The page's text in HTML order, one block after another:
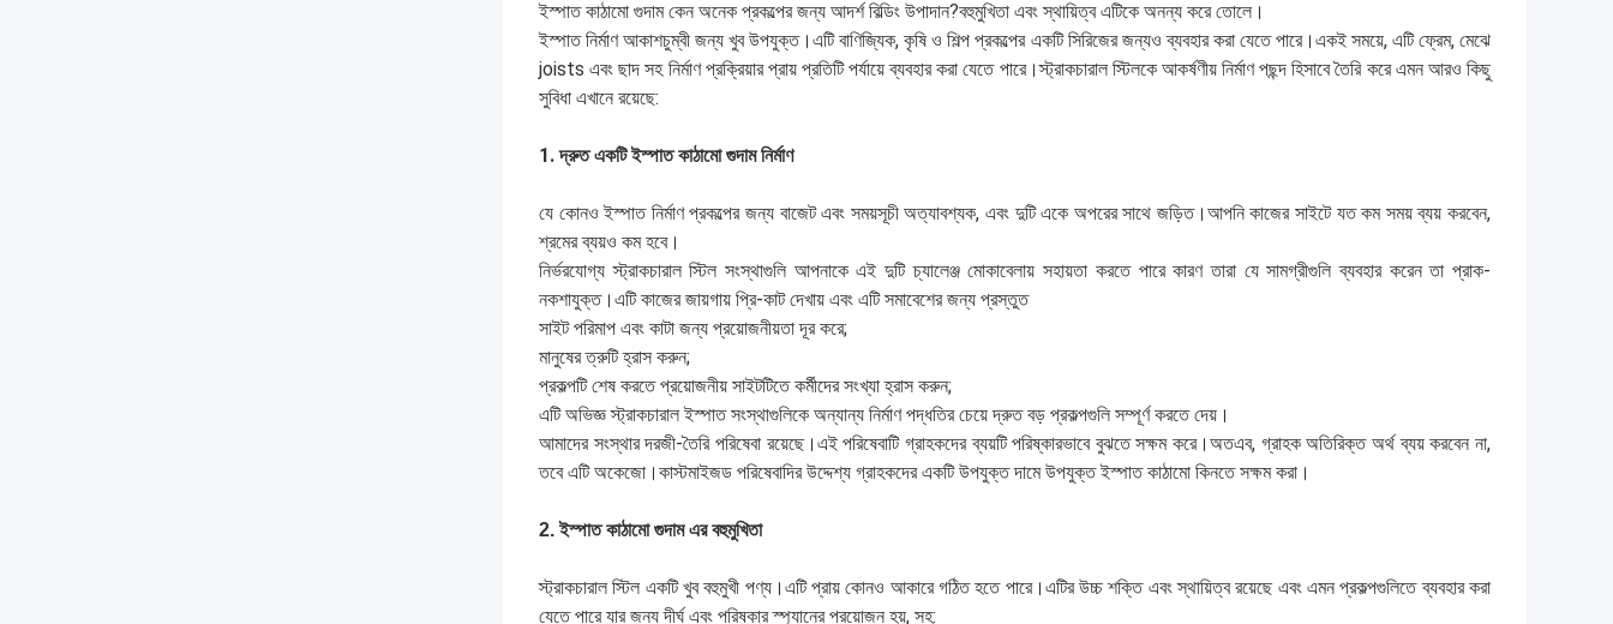
ইস্পাত কাঠামো গুদাম কেন অনেক প্রকল্পের জন্য আদর্শ বিল্ডিং উপাদান?বহুমুখিতা এবং স্থায়িত্ব এটিকে অনন্য করে তোলে।
ইস্পাত নির্মাণ আকাশচুম্বী জন্য খুব উপযুক্ত।এটি বাণিজ্যিক, কৃষি ও শিল্প প্রকল্পের একটি সিরিজের জন্যও ব্যবহার করা যেতে পারে।একই সময়ে, এটি ফ্রেম, মেঝে
joists এবং ছাদ সহ নির্মাণ প্রক্রিয়ার প্রায় প্রতিটি পর্যায়ে ব্যবহার করা যেতে পারে।স্ট্রাকচারাল স্টিলকে আকর্ষণীয় নির্মাণ পছন্দ হিসাবে তৈরি করে এমন আরও কিছু
সুবিধা এখানে রয়েছে:
1. দ্রুত একটি ইস্পাত কাঠামো গুদাম নির্মাণ
যে কোনও ইস্পাত নির্মাণ প্রকল্পের জন্য বাজেট এবং সময়সূচী অত্যাবশ্যক, এবং দুটি একে অপরের সাথে জড়িত।আপনি কাজের সাইটে যত কম সময় ব্যয় করবেন,
শ্রমের ব্যয়ও কম হবে।
নির্ভরযোগ্য স্ট্রাকচারাল স্টিল সংস্থাগুলি আপনাকে এই দুটি চ্যালেঞ্জ মোকাবেলায় সহায়তা করতে পারে কারণ তারা যে সামগ্রীগুলি ব্যবহার করেন তা প্রাক-
নকশাযুক্ত।এটি কাজের জায়গায় প্রি-কাট দেখায় এবং এটি সমাবেশের জন্য প্রস্তুত
সাইট পরিমাপ এবং কাটা জন্য প্রয়োজনীয়তা দূর করে;
মানুষের ত্রুটি হ্রাস করুন;
প্রকল্পটি শেষ করতে প্রয়োজনীয় সাইটটিতে কর্মীদের সংখ্যা হ্রাস করুন;
এটি অভিজ্ঞ স্ট্রাকচারাল ইস্পাত সংস্থাগুলিকে অন্যান্য নির্মাণ পদ্ধতির চেয়ে দ্রুত বড় প্রকল্পগুলি সম্পূর্ণ করতে দেয়।
আমাদের সংস্থার দরজী-তৈরি পরিষেবা রয়েছে।এই পরিষেবাটি গ্রাহকদের ব্যয়টি পরিষ্কারভাবে বুঝতে সক্ষম করে।অতএব, গ্রাহক অতিরিক্ত অর্থ ব্যয় করবেন না,
তবে এটি অকেজো।কাস্টমাইজড পরিষেবাদির উদ্দেশ্য গ্রাহকদের একটি উপযুক্ত দামে উপযুক্ত ইস্পাত কাঠামো কিনতে সক্ষম করা।
2. ইস্পাত কাঠামো গুদাম এর বহুমুখিতা
স্ট্রাকচারাল স্টিল একটি খুব বহুমুখী পণ্য।এটি প্রায় কোনও আকারে গঠিত হতে পারে।এটির উচ্চ শক্তি এবং স্থায়িত্ব রয়েছে এবং এমন প্রকল্পগুলিতে ব্যবহার করা
যেতে পারে যার জন্য দীর্ঘ এবং পরিষ্কার স্প্যানের প্রয়োজন হয়, সহ: